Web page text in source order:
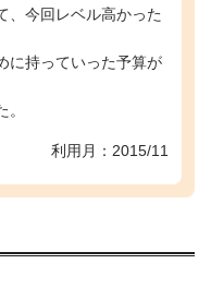
、今回レベル高かった
に持っていった予算が
利用月：2015/11